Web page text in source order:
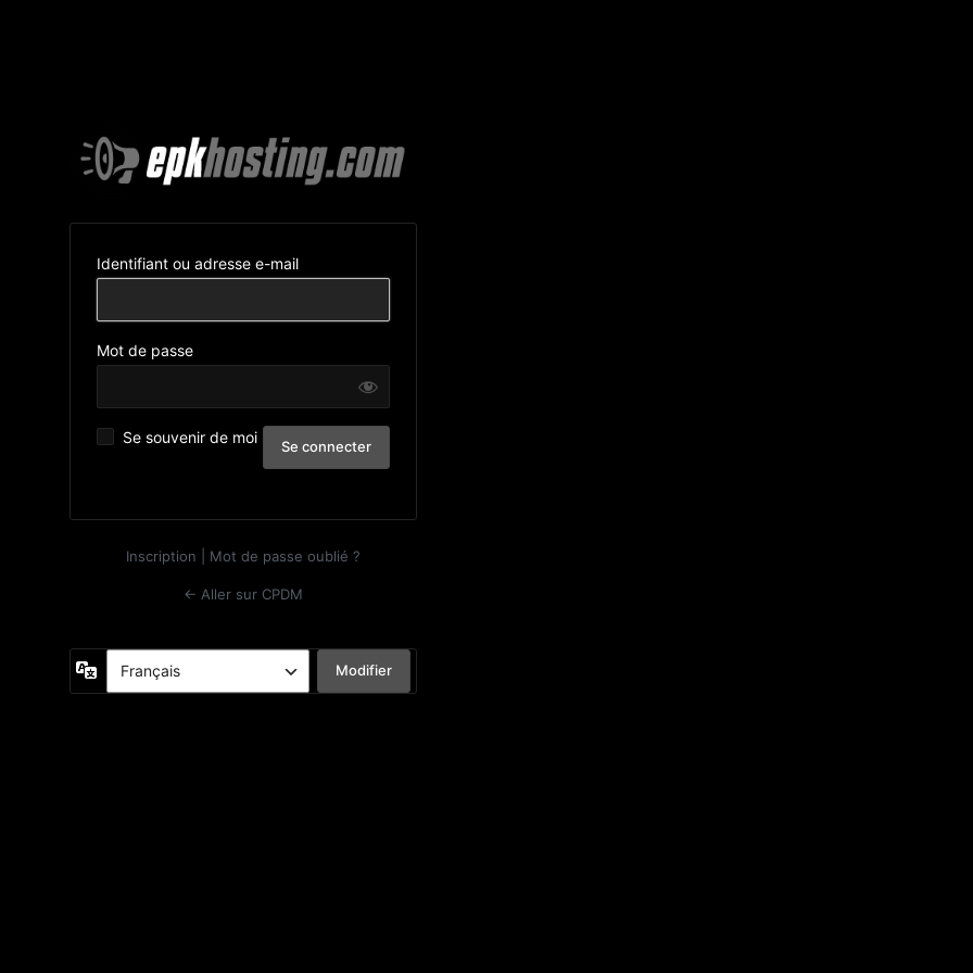
Identifiant ou adresse e-mail
Mot de passe
Se souvenir de moi
Inscription Mot de passe oublié ?
← Aller sur CPDM
Langue